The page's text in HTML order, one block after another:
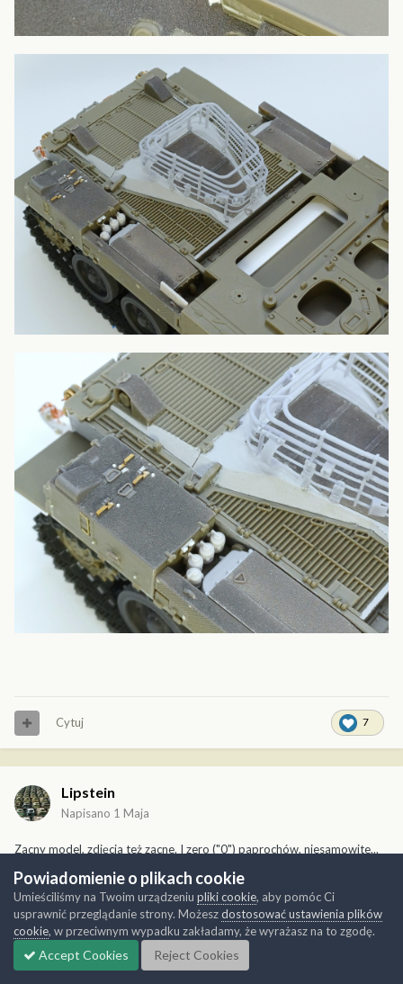
7
Cytuj
Lipstein
Napisano 1 Maja
Zacny model, zdjęcia też zacne. I zero ("0") paprochów, niesamowite...
1
Cytuj
Powiadomienie o plikach cookie
Umieściliśmy na Twoim urządzeniu pliki cookie, aby pomóc Ci
usprawnić przeglądanie strony. Możeszdostosować ustawienia plików
cookie, w przeciwnym wypadku zakładamy, że wyrażasz na to zgodę.
Accept Cookies Reject Cookies